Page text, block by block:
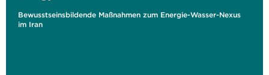
Bewusstseinsbildende Maßnahmen zum Energie-Wasser-Nexus
im Iran